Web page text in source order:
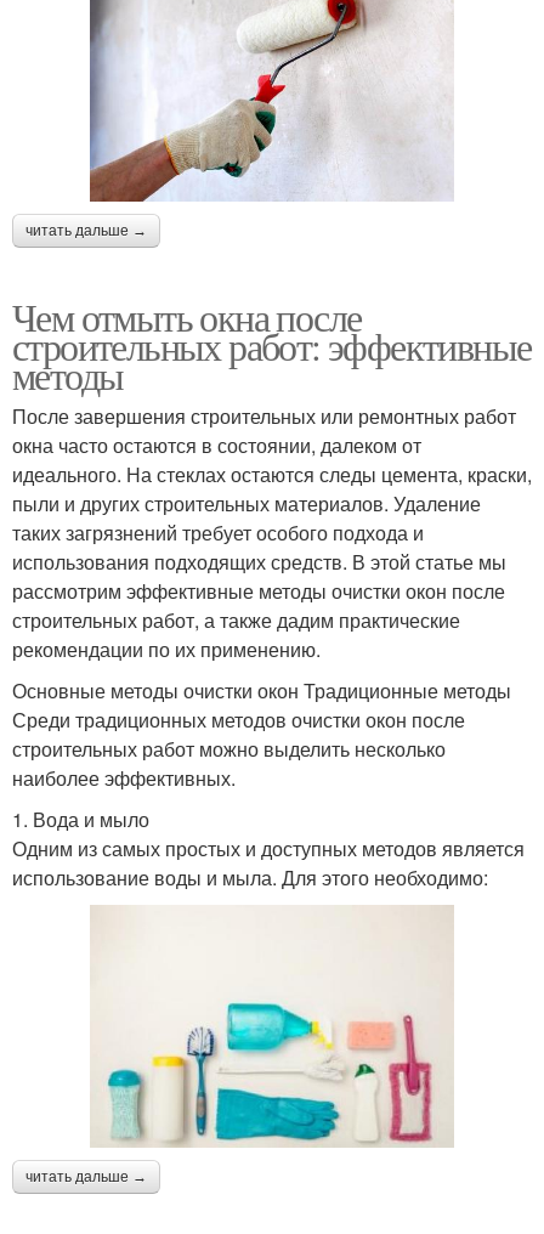
читать дальше →
Чем отмыть окна после
строительных работ: эффективные
методы
После завершения строительных или ремонтных работ
окна часто остаются в состоянии, далеком от
идеального. На стеклах остаются следы цемента, краски,
пыли и других строительных материалов. Удаление
таких загрязнений требует особого подхода и
использования подходящих средств. В этой статье мы
рассмотрим эффективные методы очистки окон после
строительных работ, а также дадим практические
рекомендации по их применению.
Основные методы очистки окон Традиционные методы
Среди традиционных методов очистки окон после
строительных работ можно выделить несколько
наиболее эффективных.
1. Вода и мыло
Одним из самых простых и доступных методов является
использование воды и мыла. Для этого необходимо:
читать дальше →